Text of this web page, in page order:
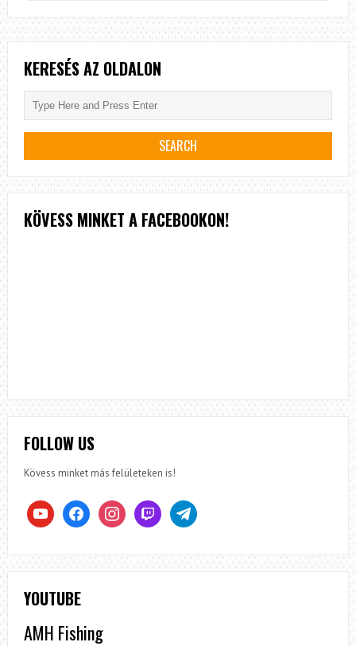
LIVE!
–
KERESÉS AZ OLDALON
KÖVESS MINKET A FACEBOOKON!
FOLLOW US
Kövess minket más felületeken is!
youtube facebookinstagramtwitch telegram
YOUTUBE
AMH Fishing